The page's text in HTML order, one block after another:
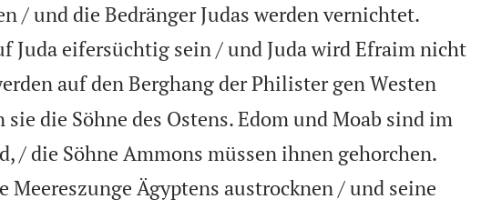
/ und die Bedränger Judas werden vernichtet.
Juda eifersüchtig sein / und Juda wird Efraim nicht
auf den Berghang der Philister gen Westen
die Söhne des Ostens. Edom und Moab sind im
/ die Söhne Ammons müssen ihnen gehorchen.
Meereszunge Ägyptens austrocknen / und seine